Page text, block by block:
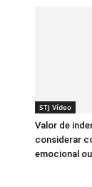
STJ Vídeo
Valor de
considerar
emocional